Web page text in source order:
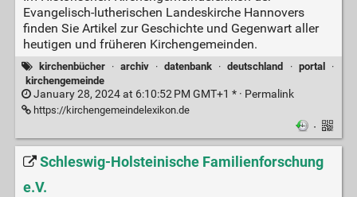
Evangelisch-lutherischen Landeskirche Hannovers
finden Sie Artikel zur Geschichte und Gegenwart aller
heutigen und früheren Kirchengemeinden.
kirchenbücher · archiv · datenbank · deutschland · portal
·
kirchengemeinde
January 28, 2024 at 6:10:52 PM GMT+1 * · Permalink
https://kirchengemeindelexikon.de
·
Schleswig-Holsteinische Familienforschung
e.V.